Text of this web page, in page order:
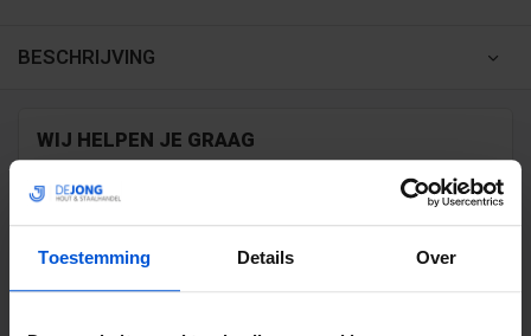
Toestemming Details Over
BESCHRIJVING
WIJ HELPEN JE GRAAG
0317 358 228
info@dejonghandelsonderneming.nl